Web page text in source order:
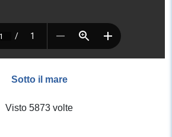
Sotto il mare
Visto 5873 volte